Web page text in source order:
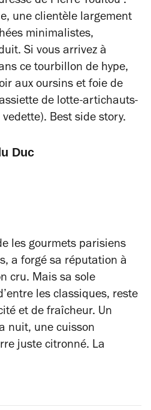
une clientèle largement
minimalistes,
Si vous arrivez à
ce tourbillon de hype,
aux oursins et foie de
de lotte-artichauts-
Best side story.
Duc
les gourmets parisiens
a forgé sa réputation à
cru. Mais sa sole
les classiques, reste
et de fraîcheur. Un
nuit, une cuisson
juste citronné. La